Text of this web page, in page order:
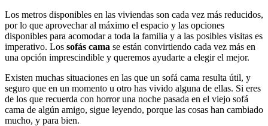
Los metros disponibles en las viviendas son cada vez más reducidos,
por lo que aprovechar al máximo el espacio y las opciones
disponibles para acomodar a toda la familia y a las posibles visitas es
imperativo. Los sofás cama se están convirtiendo cada vez más en
una opción imprescindible y queremos ayudarte a elegir el mejor.
Existen muchas situaciones en las que un sofá cama resulta útil, y
seguro que en un momento u otro has vivido alguna de ellas. Si eres
de los que recuerda con horror una noche pasada en el viejo sofá
cama de algún amigo, sigue leyendo, porque las cosas han cambiado
mucho, y para bien.